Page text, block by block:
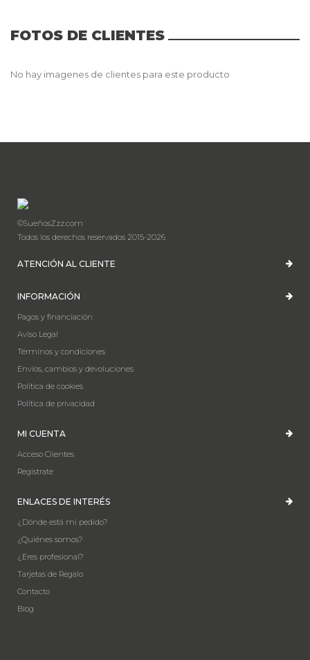
FOTOS DE CLIENTES
No hay imagenes de clientes para este producto
©SueñosZzz.com
Todos los derechos reservados 2015-2026
ATENCIÓN AL CLIENTE
INFORMACIÓN
Pagos y financiación
Aviso Legal
Términos y condiciones
Envíos, cambios y devoluciones
Política de cookies
Política de privacidad
MI CUENTA
Acceso Clientes
Registrate
ENLACES DE INTERÉS
¿Dónde está mi pedido?
¿Quiénes somos?
¿Eres profesional?
Tarjetas de Regalo
Contacto
Blog